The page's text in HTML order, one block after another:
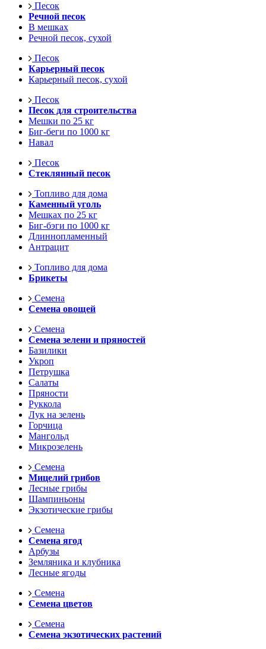
Песок
Речной песок
В мешках
Речной песок, сухой
Песок
Карьерный песок
Карьерный песок, сухой
Песок
Песок для строительства
Мешки по 25 кг
Биг-беги по 1000 кг
Навал
Песок
Стеклянный песок
Топливо для дома
Каменный уголь
Мешках по 25 кг
Биг-бэги по 1000 кг
Длиннопламенный
Антрацит
Топливо для дома
Брикеты
Семена
Семена овощей
Семена
Семена зелени и пряностей
Базилики
Укроп
Петрушка
Салаты
Пряности
Руккола
Лук на зелень
Горчица
Мангольд
Микрозелень
Семена
Мицелий грибов
Лесные грибы
Шампиньоны
Экзотические грибы
Семена
Семена ягод
Арбузы
Земляника и клубника
Лесные ягоды
Семена
Семена цветов
Семена
Семена экзотических растений